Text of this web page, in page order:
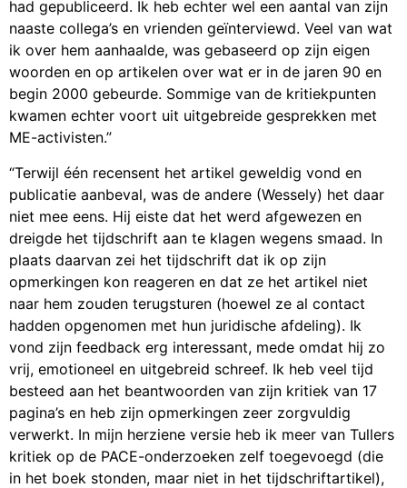
had gepubliceerd. Ik heb echter wel een aantal van zijn
naaste collega’s en vrienden geïnterviewd. Veel van wat
ik over hem aanhaalde, was gebaseerd op zijn eigen
woorden en op artikelen over wat er in de jaren 90 en
begin 2000 gebeurde. Sommige van de kritiekpunten
kwamen echter voort uit uitgebreide gesprekken met
ME-activisten.”
“Terwijl één recensent het artikel geweldig vond en
publicatie aanbeval, was de andere (Wessely) het daar
niet mee eens. Hij eiste dat het werd afgewezen en
dreigde het tijdschrift aan te klagen wegens smaad. In
plaats daarvan zei het tijdschrift dat ik op zijn
opmerkingen kon reageren en dat ze het artikel niet
naar hem zouden terugsturen (hoewel ze al contact
hadden opgenomen met hun juridische afdeling). Ik
vond zijn feedback erg interessant, mede omdat hij zo
vrij, emotioneel en uitgebreid schreef. Ik heb veel tijd
besteed aan het beantwoorden van zijn kritiek van 17
pagina’s en heb zijn opmerkingen zeer zorgvuldig
verwerkt. In mijn herziene versie heb ik meer van Tullers
kritiek op de PACE-onderzoeken zelf toegevoegd (die
in het boek stonden, maar niet in het tijdschriftartikel),